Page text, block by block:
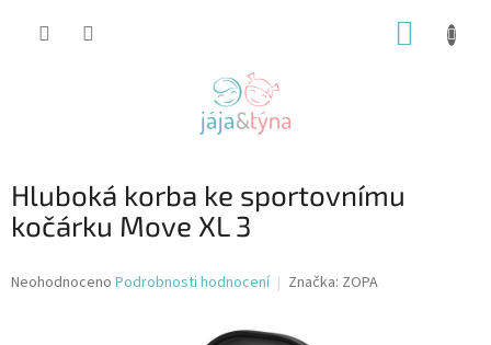
Hluboká korba ke sportovnímu
kočárku Move XL 3
Průměrné
Neohodnoceno Podrobnosti hodnocení Značka: ZOPA